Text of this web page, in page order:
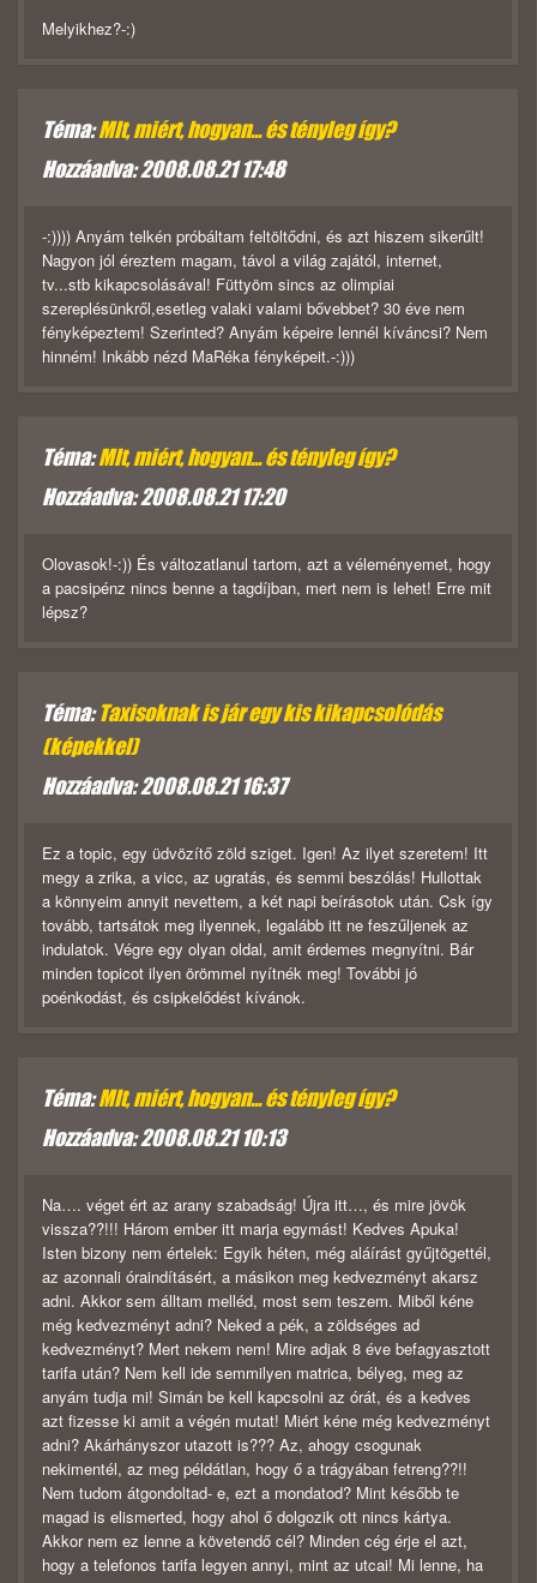
Melyikhez?-:)
Téma:MIt, miért, hogyan... és tényleg így?
Hozzáadva: 2008.08.21 17:48
-:)))) Anyám telkén próbáltam feltöltődni, és azt hiszem sikerűlt!
Nagyon jól éreztem magam, távol a világ zajától, internet,
tv...stb kikapcsolásával! Füttyöm sincs az olimpiai
szereplésünkről,esetleg valaki valami bővebbet? 30 éve nem
fényképeztem! Szerinted? Anyám képeire lennél kíváncsi? Nem
hinném! Inkább nézd MaRéka fényképeit.-:)))
Téma:MIt, miért, hogyan... és tényleg így?
Hozzáadva: 2008.08.21 17:20
Olovasok!-:)) És változatlanul tartom, azt a véleményemet, hogy
a pacsipénz nincs benne a tagdíjban, mert nem is lehet! Erre mit
lépsz?
Téma:Taxisoknak is jár egy kis kikapcsolódás
(képekkel)
Hozzáadva: 2008.08.21 16:37
Ez a topic, egy üdvözítő zöld sziget. Igen! Az ilyet szeretem! Itt
megy a zrika, a vicc, az ugratás, és semmi beszólás! Hullottak
a könnyeim annyit nevettem, a két napi beírásotok után. Csk így
tovább, tartsátok meg ilyennek, legalább itt ne feszűljenek az
indulatok. Végre egy olyan oldal, amit érdemes megnyítni. Bár
minden topicot ilyen örömmel nyítnék meg! További jó
poénkodást, és csipkelődést kívánok.
Téma:MIt, miért, hogyan... és tényleg így?
Hozzáadva: 2008.08.21 10:13
Na…. véget ért az arany szabadság! Újra itt…, és mire jövök
vissza??!!! Három ember itt marja egymást! Kedves Apuka!
Isten bizony nem értelek: Egyik héten, még aláírást gyűjtögettél,
az azonnali óraindításért, a másikon meg kedvezményt akarsz
adni. Akkor sem álltam melléd, most sem teszem. Miből kéne
még kedvezményt adni? Neked a pék, a zöldséges ad
kedvezményt? Mert nekem nem! Mire adjak 8 éve befagyasztott
tarifa után? Nem kell ide semmilyen matrica, bélyeg, meg az
anyám tudja mi! Simán be kell kapcsolni az órát, és a kedves
azt fizesse ki amit a végén mutat! Miért kéne még kedvezményt
adni? Akárhányszor utazott is??? Az, ahogy csogunak
nekimentél, az meg példátlan, hogy ő a trágyában fetreng??!!
Nem tudom átgondoltad- e, ezt a mondatod? Mint később te
magad is elismerted, hogy ahol ő dolgozik ott nincs kártya.
Akkor nem ez lenne a követendő cél? Minden cég érje el azt,
hogy a telefonos tarifa legyen annyi, mint az utcai! Mi lenne, ha